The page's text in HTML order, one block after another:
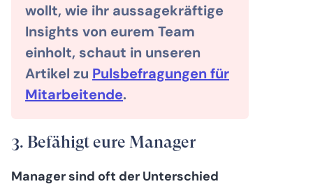
wollt, wie ihr aussagekräftige
Insights von eurem Team
einholt, schaut in unseren
Artikel zu Pulsbefragungen für
Mitarbeitende.
3. Befähigt eure Manager
Manager sind oft der Unterschied